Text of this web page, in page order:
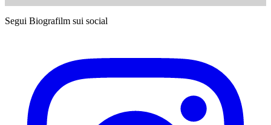
Segui Biografilm sui social